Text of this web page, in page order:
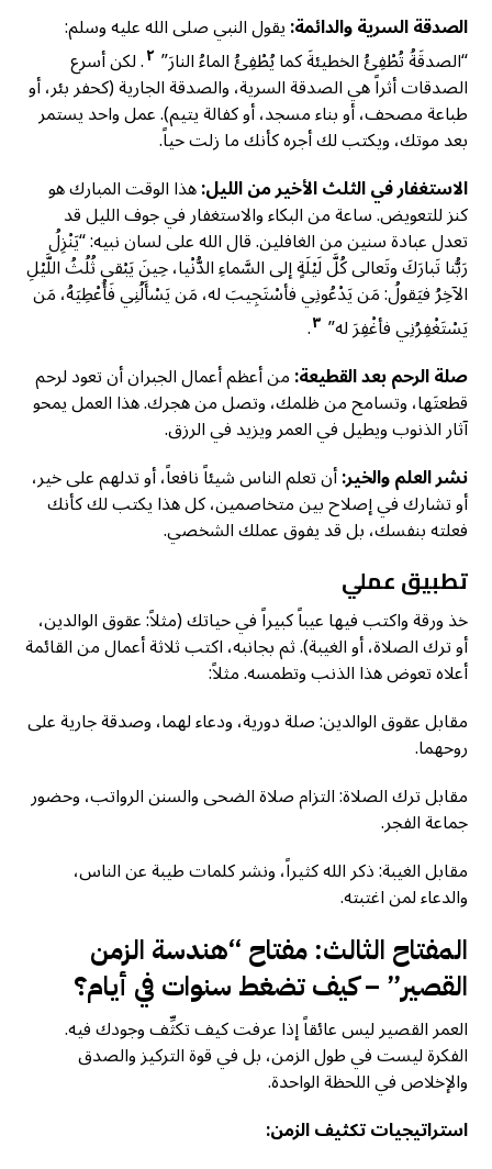
الصدقة السرية والدائمة:يقول النبي صلى الله عليه وسلم:
“الصدقَةُ تُطْفِئُ الخطيئةَ كما يُطْفِئُ الماءُ النارَ” ٢. لكن أسرع
الصدقات أثراً هي الصدقة السرية، والصدقة الجارية (كحفر بئر، أو
طباعة مصحف، أو بناء مسجد، أو كفالة يتيم). عمل واحد يستمر
بعد موتك، ويكتب لك أجره كأنك ما زلت حياً.
الاستغفار في الثلث الأخير من الليل:هذا الوقت المبارك هو
كنز للتعويض. ساعة من البكاء والاستغفار في جوف الليل قد
تعدل عبادة سنين من الغافلين. قال الله على لسان نبيه: “يَنْزِلُ
رَبُّنا تَبارَكَ وتَعالى كُلَّ لَيْلَةٍ إلى السَّماءِ الدُّنْيا، حِينَ يَبْقى ثُلُثُ اللَّيْلِ
الآخِرُ فيَقولُ: مَن يَدْعُونِي فأسْتَجِيبَ له، مَن يَسْأَلُنِي فَأُعْطِيَهُ، مَن
يَسْتَغْفِرُنِي فأغْفِرَ له” ٣.
صلة الرحم بعد القطيعة:من أعظم أعمال الجبران أن تعود لرحم
قطعتَها، وتسامح من ظلمك، وتصل من هجرك. هذا العمل يمحو
آثار الذنوب ويطيل في العمر ويزيد في الرزق.
نشر العلم والخير:أن تعلم الناس شيئاً نافعاً، أو تدلهم على خير،
أو تشارك في إصلاح بين متخاصمين، كل هذا يكتب لك كأنك
فعلته بنفسك، بل قد يفوق عملك الشخصي.
تطبيق عملي
خذ ورقة واكتب فيها عيباً كبيراً في حياتك (مثلاً: عقوق الوالدين،
أو ترك الصلاة، أو الغيبة). ثم بجانبه، اكتب ثلاثة أعمال من القائمة
أعلاه تعوض هذا الذنب وتطمسه. مثلاً:
مقابل عقوق الوالدين: صلة دورية، ودعاء لهما، وصدقة جارية على
روحهما.
مقابل ترك الصلاة: التزام صلاة الضحى والسنن الرواتب، وحضور
جماعة الفجر.
مقابل الغيبة: ذكر الله كثيراً، ونشر كلمات طيبة عن الناس،
والدعاء لمن اغتبته.
المفتاح الثالث: مفتاح “هندسة الزمن
القصير” – كيف تضغط سنوات في أيام؟
العمر القصير ليس عائقاً إذا عرفت كيف تكثِّف وجودك فيه.
الفكرة ليست في طول الزمن، بل في قوة التركيز والصدق
والإخلاص في اللحظة الواحدة.
استراتيجيات تكثيف الزمن: